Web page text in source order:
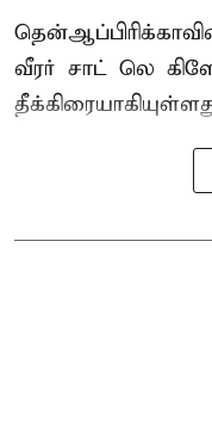
வீரர் சாட் லெ